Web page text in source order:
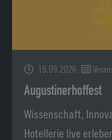
19.09.2026
Augustinerhoffest
Wissenschaft,
Hotellerie live